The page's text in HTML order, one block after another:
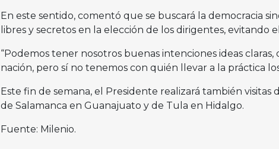
En este sentido, comentó que se buscará la democracia
libres y secretos en la elección de los dirigentes, evitando
“Podemos tener nosotros buenas intenciones ideas
nación, pero sí no tenemos con quién llevar a la práctica
Este fin de semana, el Presidente realizará también visitas
de Salamanca en Guanajuato y de Tula en Hidalgo.
Fuente: Milenio.